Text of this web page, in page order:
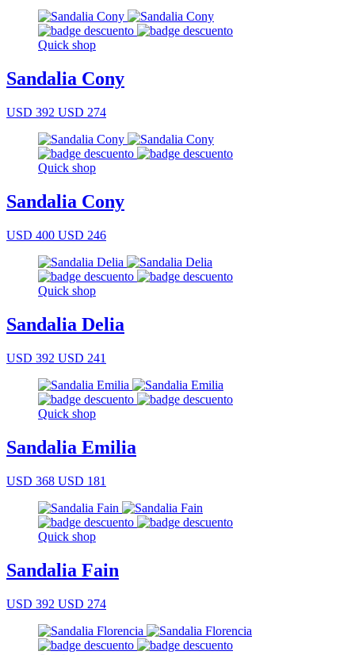
Quick shop
Sandalia Cony
USD 392 USD 274
Quick shop
Sandalia Cony
USD 400 USD 246
Quick shop
Sandalia Delia
USD 392 USD 241
Quick shop
Sandalia Emilia
USD 368 USD 181
Quick shop
Sandalia Fain
USD 392 USD 274